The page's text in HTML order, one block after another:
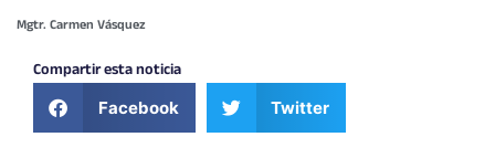
Mgtr. Carmen Vásquez
Compartir esta noticia
Facebook Twitter